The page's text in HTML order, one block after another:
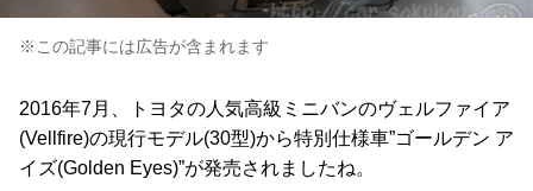
※この記事には広告が含まれます
2016年7月、トヨタの人気高級ミニバンのヴェルファイア
(Vellfire)の現行モデル(30型)から特別仕様車”ゴールデン ア
イズ(Golden Eyes)”が発売されましたね。